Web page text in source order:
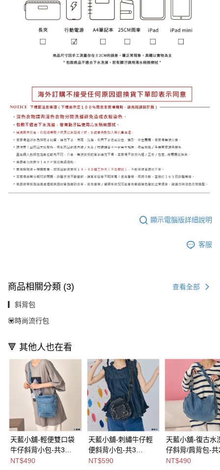
顯示電腦版詳細說明
客服
商品相關分類 (3) 查看全部
▎斜背包
💟時尚流行包
🔻 其他人也在看
天藍小舖-輕便雙口袋
牛仔斜背小包-共3
色-$490【A17175144
NT$490
天藍小舖-刺繡牛仔輕
便斜背小包-共3
色-$590【A17175160
NT$590
天藍小舖-復古水
仔斜背/肩背包-共
色-$490【
NT$490